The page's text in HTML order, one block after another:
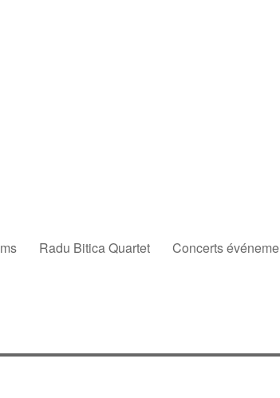
Radu Bitica Quartet Concerts